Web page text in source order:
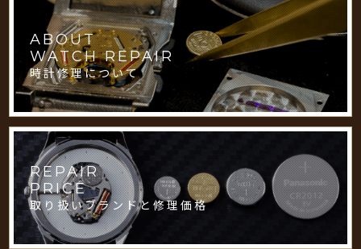
ABOUT
WATCH REPAIR
時計修理について
REPAIR
PRICE
取り扱いブランドと修理価格